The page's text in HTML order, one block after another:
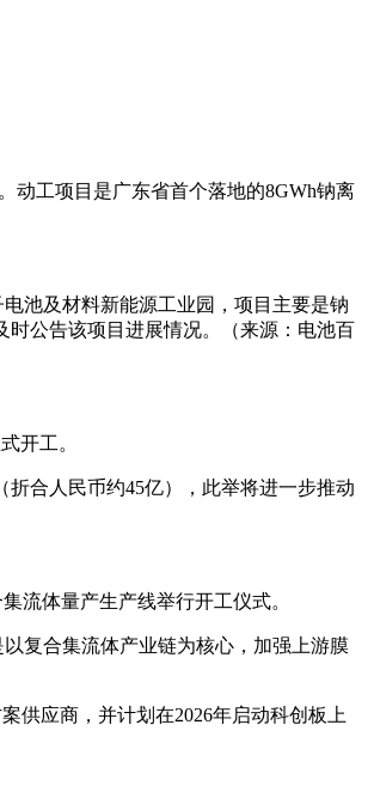
动工项目是广东省首个落地的8GWh钠离
池及材料新能源工业园，项目主要是钠
时公告该项目进展情况。（来源：电池百
开工。
合人民币约45亿），此举将进一步推动
流体量产生产线举行开工仪式。
复合集流体产业链为核心，加强上游膜
供应商，并计划在2026年启动科创板上